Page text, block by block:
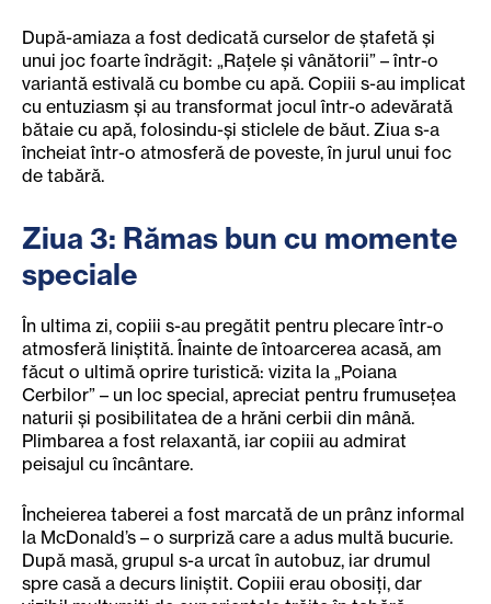
După-amiaza a fost dedicată curselor de ștafetă și
unui joc foarte îndrăgit: „Rațele și vânătorii” – într-o
variantă estivală cu bombe cu apă. Copiii s-au implicat
cu entuziasm și au transformat jocul într-o adevărată
bătaie cu apă, folosindu-și sticlele de băut. Ziua s-a
încheiat într-o atmosferă de poveste, în jurul unui foc
de tabără.
Ziua 3: Rămas bun cu momente
speciale
În ultima zi, copiii s-au pregătit pentru plecare într-o
atmosferă liniștită. Înainte de întoarcerea acasă, am
făcut o ultimă oprire turistică: vizita la „Poiana
Cerbilor” – un loc special, apreciat pentru frumusețea
naturii și posibilitatea de a hrăni cerbii din mână.
Plimbarea a fost relaxantă, iar copiii au admirat
peisajul cu încântare.
Încheierea taberei a fost marcată de un prânz informal
la McDonald’s – o surpriză care a adus multă bucurie.
După masă, grupul s-a urcat în autobuz, iar drumul
spre casă a decurs liniștit. Copiii erau obosiți, dar